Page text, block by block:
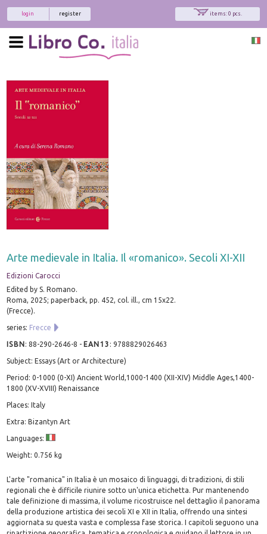
items: 0 pcs.
register
login
Arte medievale in Italia. Il «romanico». Secoli XI-XII
Edizioni Carocci
Edited by S. Romano.
Roma, 2025; paperback, pp. 452, col. ill., cm 15x22.
(Frecce).
series: Frecce
ISBN:88-290-2646-8 - EAN13 :9788829026463
Subject: Essays (Art or Architecture)
Period: 0-1000 (0-XI) Ancient World,1000-1400 (XII-XIV) Middle Ages,1400-
1800 (XV-XVIII) Renaissance
Places: Italy
Extra: Bizantyn Art
Languages:
Weight: 0.756 kg
L'arte "romanica" in Italia è un mosaico di linguaggi, di tradizioni, di stili
regionali che è difficile riunire sotto un'unica etichetta. Pur mantenendo
tale definizione di massima, il volume ricostruisce nel dettaglio il panorama
della produzione artistica dei secoli XI e XII in Italia, offrendo una sintesi
aggiornata su questa vasta e complessa fase storica. I capitoli seguono una